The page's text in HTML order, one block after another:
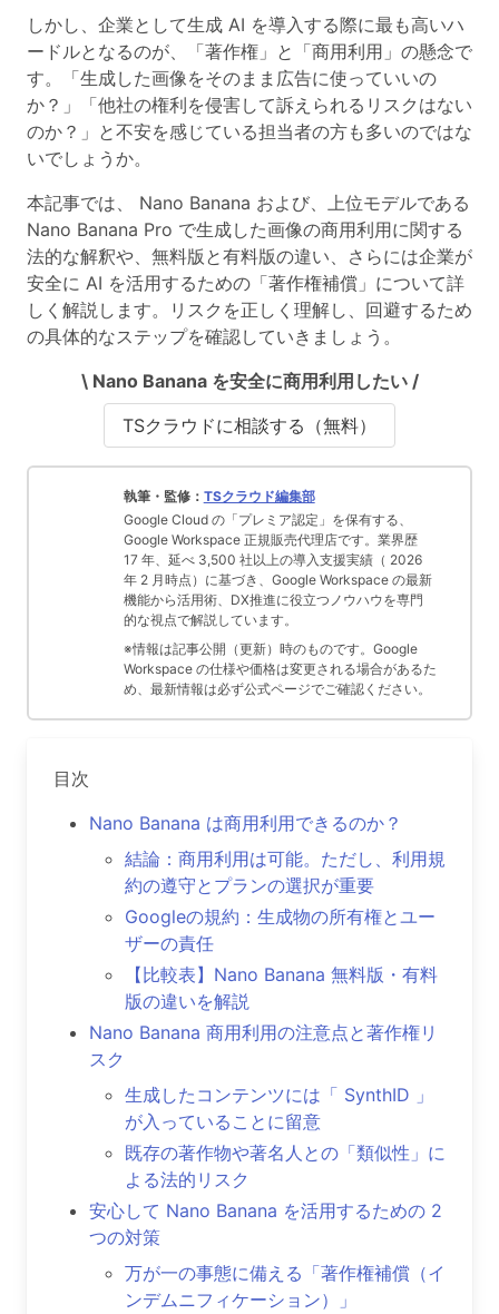
しかし、企業として生成 AI を導入する際に最も高いハ
ードルとなるのが、「著作権」と「商用利用」の懸念で
す。「生成した画像をそのまま広告に使っていいの
か？」「他社の権利を侵害して訴えられるリスクはない
のか？」と不安を感じている担当者の方も多いのではな
いでしょうか。
本記事では、 Nano Banana および、上位モデルである
Nano Banana Pro で生成した画像の商用利用に関する
法的な解釈や、無料版と有料版の違い、さらには企業が
安全に AI を活用するための「著作権補償」について詳
しく解説します。リスクを正しく理解し、回避するため
の具体的なステップを確認していきましょう。
\ Nano Banana を安全に商用利用したい /
TSクラウドに相談する（無料）
執筆・監修： TSクラウド編集部
Google Cloud の「プレミア認定」を保有する、
Google Workspace 正規販売代理店です。業界歴
17 年、延べ 3,500 社以上の導入支援実績（ 2026
年 2 月時点）に基づき、Google Workspace の最新
機能から活用術、DX推進に役立つノウハウを専門
的な視点で解説しています。
※情報は記事公開（更新）時のものです。Google
Workspace の仕様や価格は変更される場合があるた
め、最新情報は必ず公式ページでご確認ください。
目次
Nano Banana は商用利用できるのか？
結論：商用利用は可能。ただし、利用規
約の遵守とプランの選択が重要
Googleの規約：生成物の所有権とユー
ザーの責任
【比較表】Nano Banana 無料版・有料
版の違いを解説
Nano Banana 商用利用の注意点と著作権リ
スク
生成したコンテンツには「 SynthID 」
が入っていることに留意
既存の著作物や著名人との「類似性」に
よる法的リスク
安心して Nano Banana を活用するための 2
つの対策
万が一の事態に備える「著作権補償（イ
ンデムニフィケーション）」